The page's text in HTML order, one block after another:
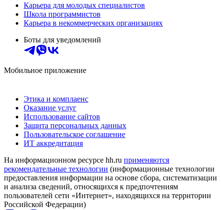
Карьера для молодых специалистов
Школа программистов
Карьера в некоммерческих организациях
Боты для уведомлений
Мобильное приложение
Этика и комплаенс
Оказание услуг
Использование сайтов
Защита персональных данных
Пользовательское соглашение
ИТ аккредитация
На информационном ресурсе hh.ru применяются
рекомендательные технологии (информационные технологии
предоставления информации на основе сбора, систематизации
и анализа сведений, относящихся к предпочтениям
пользователей сети «Интернет», находящихся на территории
Российской Федерации)